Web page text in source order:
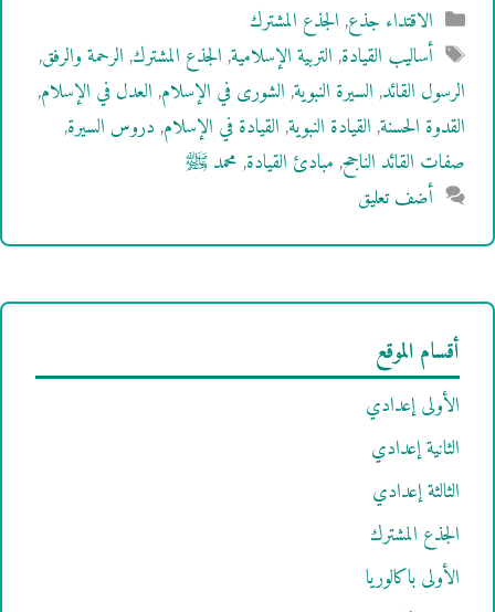
التصنيفات
الاقتداء جذع,الجذع المشترك
الوسوم
أساليب القيادة,التربية الإسلامية,الجذع المشترك,الرحمة والرفق,
الرسول القائد,السيرة النبوية,الشورى في الإسلام,العدل في الإسلام,
القدوة الحسنة,القيادة النبوية,القيادة في الإسلام,دروس السيرة,
صفات القائد الناجح,مبادئ القيادة,محمد ﷺ
أضف تعليق
أقسام الموقع
الأولى إعدادي
الثانية إعدادي
الثالثة إعدادي
الجذع المشترك
الأولى باكالوريا